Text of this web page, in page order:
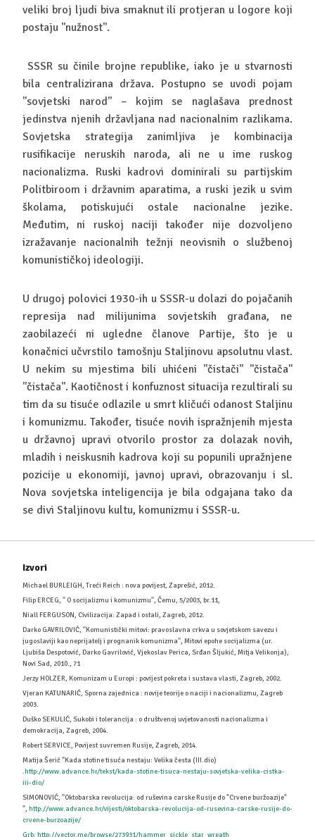
veliki broj ljudi biva smaknut ili protjeran u logore koji
postaju ''nužnost''.
SSSR su činile brojne republike, iako je u stvarnosti
bila centralizirana država. Postupno se uvodi pojam
''sovjetski narod'' – kojim se naglašava prednost
jedinstva njenih državljana nad nacionalnim razlikama.
Sovjetska strategija zanimljiva je kombinacija
rusifikacije neruskih naroda, ali ne u ime ruskog
nacionalizma. Ruski kadrovi dominirali su partijskim
Politbiroom i državnim aparatima, a ruski jezik u svim
školama, potiskujući ostale nacionalne jezike.
Međutim, ni ruskoj naciji također nije dozvoljeno
izražavanje nacionalnih težnji neovisnih o službenoj
komunističkoj ideologiji.
U drugoj polovici 1930-ih u SSSR-u dolazi do pojačanih
represija nad milijunima sovjetskih građana, ne
zaobilazeći ni ugledne članove Partije, što je u
konačnici učvrstilo tamošnju Staljinovu apsolutnu vlast.
U nekim su mjestima bili uhićeni ''čistači'' ''čistača''
''čistača''. Kaotičnost i konfuznost situacija rezultirali su
tim da su tisuće odlazile u smrt kličući odanost Staljinu
i komunizmu. Također, tisuće novih ispražnjenih mjesta
u državnoj upravi otvorilo prostor za dolazak novih,
mladih i neiskusnih kadrova koji su popunili upražnjene
pozicije u ekonomiji, javnoj upravi, obrazovanju i sl.
Nova sovjetska inteligencija je bila odgajana tako da
se divi Staljinovu kultu, komunizmu i SSSR-u.
Izvori
Michael BURLEIGH, Treći Reich : nova povijest, Zaprešić, 2012.
Filip ERCEG, '' O socijalizmu i komunizmu'', Čemu, 5/2003, br.11,
Niall FERGUSON, Civilizacija: Zapad i ostali, Zagreb, 2012.
Darko GAVRILOVIĆ, ''Komunistički mitovi: pravoslavna crkva u sovjetskom savezu i
jugoslaviji kao neprijatelj i prognanik komunizma'', Mitovi epohe socijalizma (ur.
Ljubiša Despotović, Darko Gavrilović, Vjekoslav Perica, Srđan Šljukić, Mitja Velikonja),
Novi Sad, 2010., 71
Jerzy HOLZER, Komunizam u Europi : povijest pokreta i sustava vlasti, Zagreb, 2002.
Vjeran KATUNARIĆ, Sporna zajednica : novije teorije o naciji i nacionalizmu, Zagreb
2003.
Duško SEKULIĆ, Sukobi i tolerancija : o društvenoj uvjetovanosti nacionalizma i
demokracija, Zagreb, 2004.
Robert SERVICE, Povijest suvremen Rusije, Zagreb, 2014.
Matija Šerić ''Kada stotine tisuća nestaju: Velika česta (III.dio)
.http://www.advance.hr/tekst/kada-stotine-tisuca-nestaju-sovjetska-velika-cistka-
iii-dio/
SIMONOVIĆ, ''Oktobarska revolucija: od ruševina carske Rusije do "Crvene buržoazije"
'', http://www.advance.hr/vijesti/oktobarska-revolucija-od-rusevina-carske-rusije-do-
crvene-burzoazije/
Grb: http://vector.me/browse/273931/hammer_sickle_star_wreath